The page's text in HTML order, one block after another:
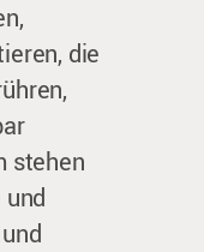
die
stehen